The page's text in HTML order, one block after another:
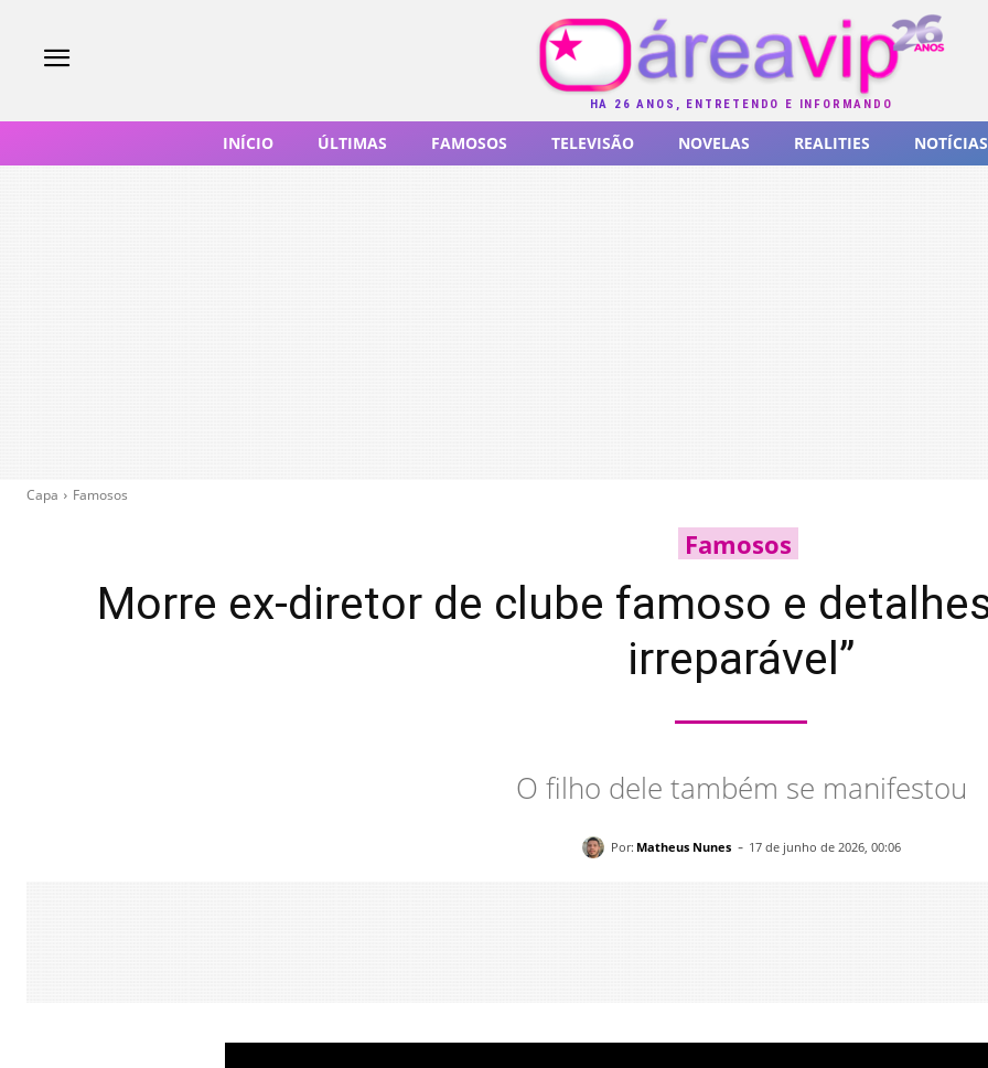
HÁ 26 ANOS, ENTRETENDO E INFORMANDO
INÍCIO ÚLTIMAS FAMOSOS TELEVISÃO NOVELAS REALITIES NOTÍCIAS
Capa Famosos
Famosos
Morre ex-diretor de clube famoso e
irreparável”
O filho dele também se manifestou
Por: Matheus Nunes - 17 de junho de 2026, 00:06